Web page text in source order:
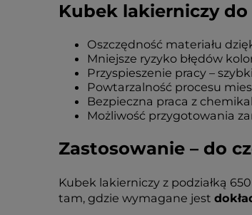
Kubek lakierniczy
Oszczędność materiału
Mniejsze ryzyko błędów
Przyspieszenie pracy –
Powtarzalność procesu
Bezpieczna praca z
Możliwość przygotowania
Zastosowanie – do
Kubek lakierniczy z podziałką
tam, gdzie wymagane jest